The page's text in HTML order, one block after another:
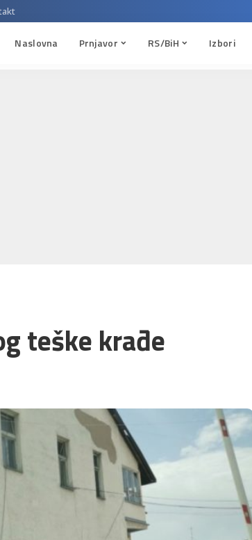
Naslovna Prnjavor RS/BiH Izbori
teške krađe